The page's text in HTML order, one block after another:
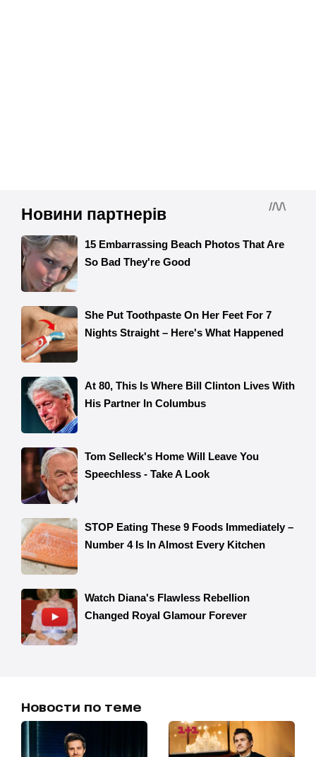
Новости по теме